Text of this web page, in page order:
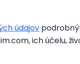
údajov
ich účelu,